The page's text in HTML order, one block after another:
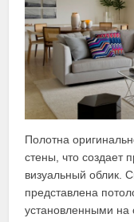
Полотна
стены, что создает
визуальный облик.
представлена
установленными